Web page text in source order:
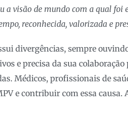
a visão de mundo com a qual foi
reconhecida, valorizada e
divergências, sempre
e precisa da sua
Médicos, profissionais de
e contribuir com essa